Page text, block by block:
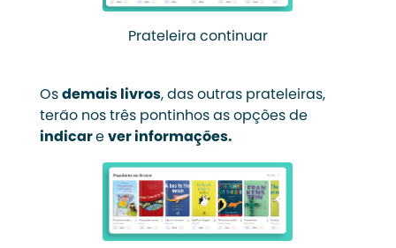
Prateleira continuar
Os demais livros, das outras prateleiras,
terão nos três pontinhos as opções de
indicare ver informações.